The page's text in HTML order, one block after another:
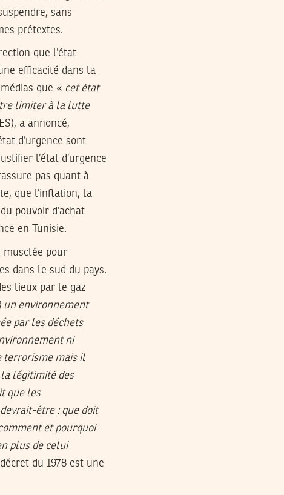
sans
prétextes.
que l’état
efficacité dans la
que « cet état
limiter à la lutte
a annoncé,
d’urgence sont
l’état d’urgence
pas quant à
que l’inflation, la
pouvoir d’achat
en Tunisie.
musclée pour
dans le sud du pays.
lieux par le gaz
un environnement
par les déchets
ni
terrorisme mais il
la légitimité des
que les
être : que doit
et pourquoi
plus de celui
du 1978 est une